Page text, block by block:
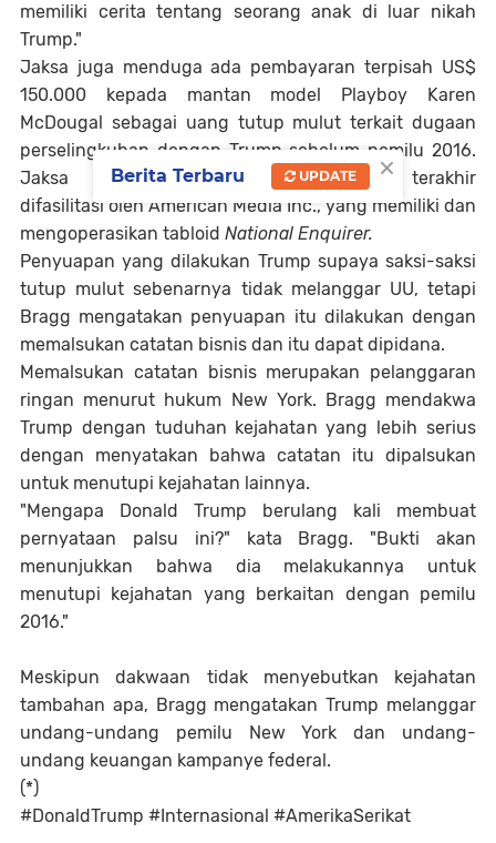
memiliki cerita tentang seorang anak di luar nikah
Trump."
Jaksa juga menduga ada pembayaran terpisah US$
150.000 kepada mantan model Playboy Karen
McDougal sebagai uang tutup mulut terkait dugaan
perselingkuhan dengan Trump sebelum pemilu 2016.
Jaksa mengatakan dua pembayaran terakhir
difasilitasi oleh American Media Inc., yang memiliki dan
mengoperasikan tabloid National Enquirer.
Penyuapan yang dilakukan Trump supaya saksi-saksi
tutup mulut sebenarnya tidak melanggar UU, tetapi
Bragg mengatakan penyuapan itu dilakukan dengan
memalsukan catatan bisnis dan itu dapat dipidana.
Memalsukan catatan bisnis merupakan pelanggaran
ringan menurut hukum New York. Bragg mendakwa
Trump dengan tuduhan kejahatan yang lebih serius
dengan menyatakan bahwa catatan itu dipalsukan
untuk menutupi kejahatan lainnya.
"Mengapa Donald Trump berulang kali membuat
pernyataan palsu ini?" kata Bragg. "Bukti akan
menunjukkan bahwa dia melakukannya untuk
menutupi kejahatan yang berkaitan dengan pemilu
2016."
Meskipun dakwaan tidak menyebutkan kejahatan
tambahan apa, Bragg mengatakan Trump melanggar
undang-undang pemilu New York dan undang-
undang keuangan kampanye federal.
(*)
#DonaldTrump #Internasional #AmerikaSerikat
×
Berita Terbaru UPDATE